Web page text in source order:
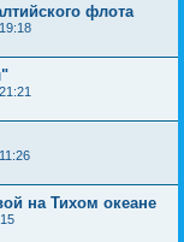
флота
на Тихом океане